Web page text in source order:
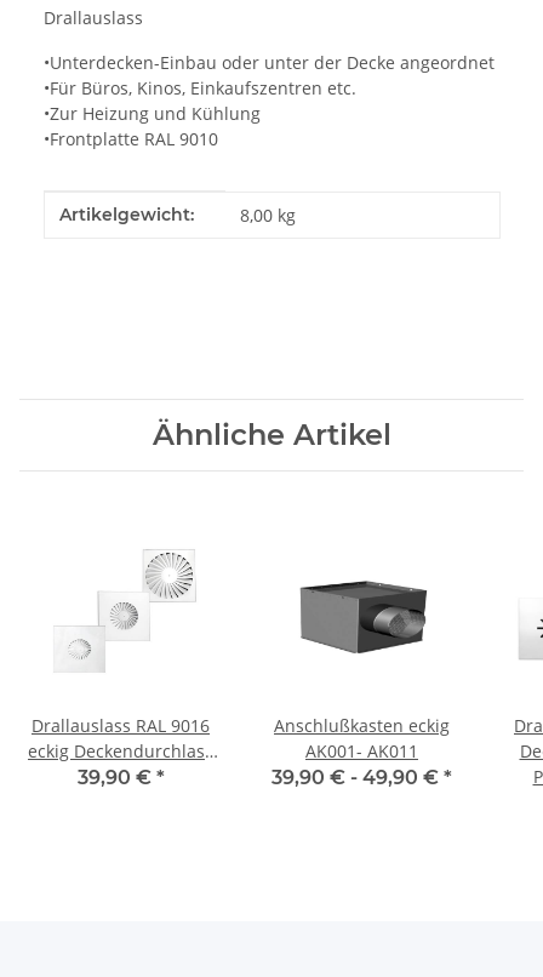
Drallauslass
•Unterdecken-Einbau oder unter der Decke angeordnet
•Für Büros, Kinos, Einkaufszentren etc.
•Zur Heizung und Kühlung
•Frontplatte RAL 9010
Produkteigenschaft
Wert
Artikelgewicht: 8,00 kg
Ähnliche Artikel
Drallauslass RAL 9016
eckig Deckendurchlass
Ø300-500 auf
39,90 € *
Anschlußkasten eckig
AK001- AK011
39,90 € - 49,90 € *